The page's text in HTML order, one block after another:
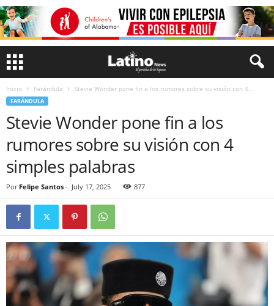
Inicio Farándula Stevie Wonder pone fin a los rumores sobre su visión con 4...
FARÁNDULA
Stevie Wonder pone fin a los
rumores sobre su visión con 4
simples palabras
Por Felipe Santos - July 17, 2025 877